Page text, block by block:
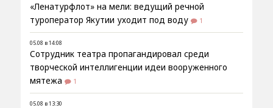
«Ленатурфлот» на мели: ведущий речной
туроператор Якутии уходит под воду
1
05.08 в 14:08
Сотрудник театра пропагандировал среди
творческой интеллигенции идеи вооруженного
мятежа
1
05.08 в 13:30